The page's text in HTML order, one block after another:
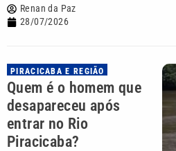
Renan da Paz
28/07/2026
PIRACICABA E REGIÃO
Quem é o homem que
desapareceu após
entrar no Rio
Piracicaba?